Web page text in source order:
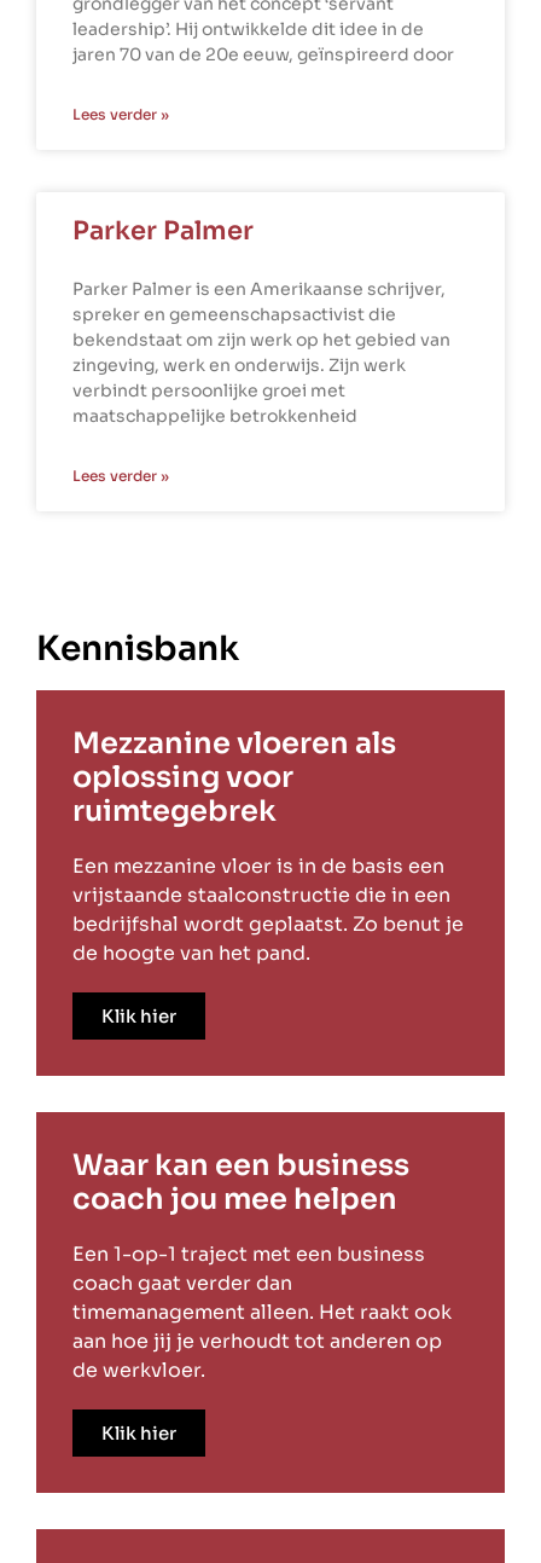
leadership’. Hij ontwikkelde dit idee in de
jaren 70 van de 20e eeuw, geïnspireerd door
Lees verder »
Parker Palmer
Parker Palmer is een Amerikaanse schrijver,
spreker en gemeenschapsactivist die
bekendstaat om zijn werk op het gebied van
zingeving, werk en onderwijs. Zijn werk
verbindt persoonlijke groei met
maatschappelijke betrokkenheid
Lees verder »
Kennisbank
Mezzanine vloeren als
oplossing voor
ruimtegebrek
Een mezzanine vloer is in de basis een
vrijstaande staalconstructie die in een
bedrijfshal wordt geplaatst. Zo benut je
de hoogte van het pand.
Klik hier
Waar kan een business
coach jou mee helpen
Een 1-op-1 traject met een business
coach gaat verder dan
timemanagement alleen. Het raakt ook
aan hoe jij je verhoudt tot anderen op
de werkvloer.
Klik hier